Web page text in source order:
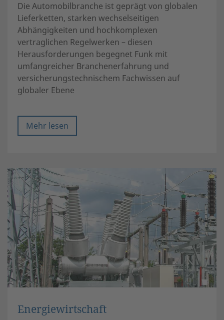
Die Automobilbranche ist geprägt von globalen
Lieferketten, starken wechselseitigen
Abhängigkeiten und hochkomplexen
vertraglichen Regelwerken – diesen
Herausforderungen begegnet Funk mit
umfangreicher Branchenerfahrung und
versicherungstechnischem Fachwissen auf
globaler Ebene
Mehr lesen
Energiewirtschaft